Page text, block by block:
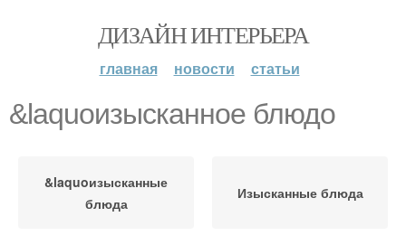
ДИЗАЙН ИНТЕРЬЕРА
главная новости статьи
&laquoизысканное блюдо
&laquoизысканные
блюда
Изысканные блюда